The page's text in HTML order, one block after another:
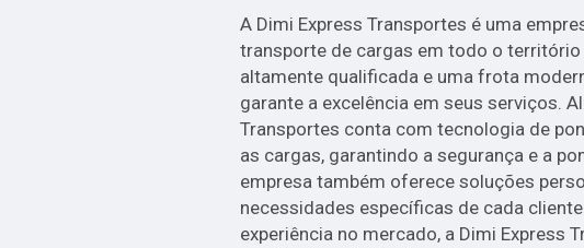
A Dimi Express Transportes é uma
transporte de cargas em todo o território
altamente qualificada e uma frota
garante a excelência em seus serviços.
Transportes conta com tecnologia de
as cargas, garantindo a segurança e a
empresa também oferece soluções
necessidades específicas de cada
experiência no mercado, a Dimi Express